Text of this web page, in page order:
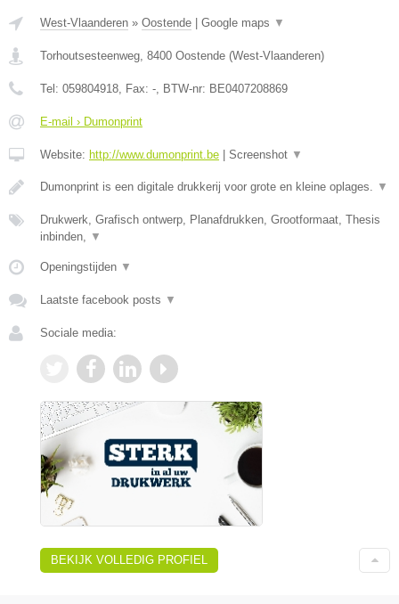
West-Vlaanderen » Oostende Google maps ▼
Torhoutsesteenweg 8400 Oostende (West-Vlaanderen)
Tel: 059804918 , Fax: - , BTW-nr: BE0407208869
E-mail › Dumonprint
Website: http://www.dumonprint.be Screenshot ▼
Dumonprint is een digitale drukkerij voor grote en kleine oplages. ▼
Drukwerk, Grafisch ontwerp, Planafdrukken, Grootformaat, Thesis
inbinden,
▼
Openingstijden ▼
Laatste facebook posts ▼
Sociale media:
BEKIJK VOLLEDIG PROFIEL